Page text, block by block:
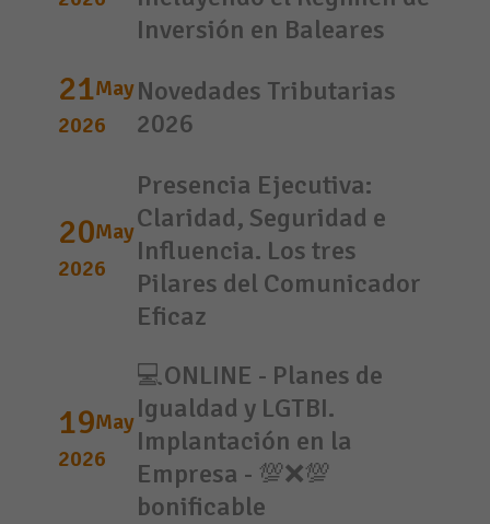
Inversión en Baleares
21May
2026
Novedades Tributarias
2026
20May
2026
Presencia Ejecutiva:
Claridad, Seguridad e
Influencia. Los tres
Pilares del Comunicador
Eficaz
19May
2026
💻ONLINE - Planes de
Igualdad y LGTBI.
Implantación en la
Empresa - 💯❌💯
bonificable